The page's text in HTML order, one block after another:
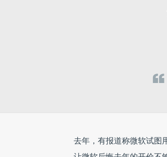
去年，有报道称微软试图